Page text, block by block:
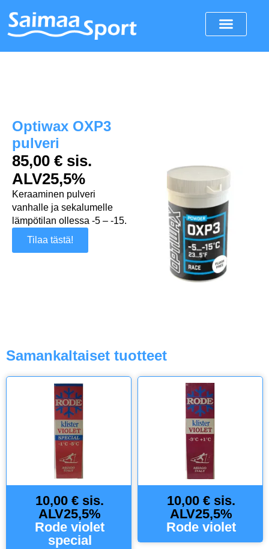
Optiwax OXP3
pulveri
85,00 € sis.
ALV25,5%
Keraaminen pulveri
vanhalle ja sekalumelle
lämpötilan ollessa -5 – -15.
Tilaa tästä!
Samankaltaiset tuotteet
10,00 € sis.
ALV25,5%
Rode violet
special
10,00 € sis.
ALV25,5%
Rode violet